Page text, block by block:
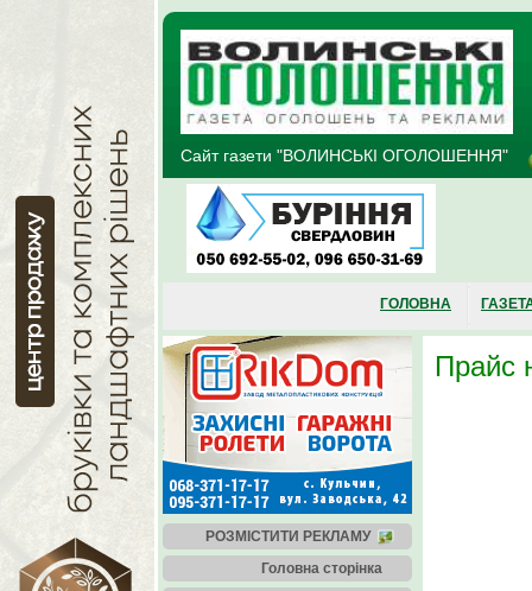
Перейти до основного матеріалу
Сайт газети "ВОЛИНСЬКІ ОГОЛОШЕННЯ"
ГОЛОВНА
РОЗМІСТИТИ РЕКЛАМУ
Головна сторінка
Прайс